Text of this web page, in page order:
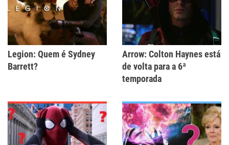
Legion: Quem é Sydney
Barrett?
Arrow: Colton Haynes está
de volta para a 6ª
temporada